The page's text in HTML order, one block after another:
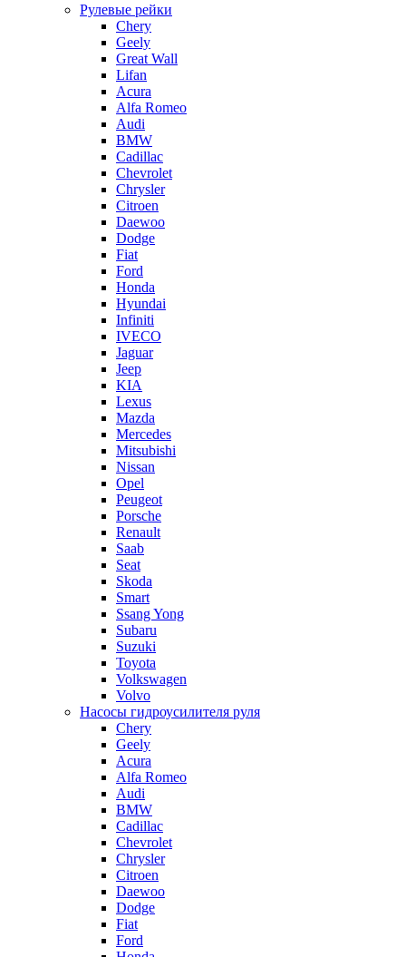
Рулевые рейки
Chery
Geely
Great Wall
Lifan
Acura
Alfa Romeo
Audi
BMW
Cadillac
Chevrolet
Chrysler
Citroen
Daewoo
Dodge
Fiat
Ford
Honda
Hyundai
Infiniti
IVECO
Jaguar
Jeep
KIA
Lexus
Mazda
Mercedes
Mitsubishi
Nissan
Opel
Peugeot
Porsche
Renault
Saab
Seat
Skoda
Smart
Ssang Yong
Subaru
Suzuki
Toyota
Volkswagen
Volvo
Насосы гидроусилителя руля
Chery
Geely
Acura
Alfa Romeo
Audi
BMW
Cadillac
Chevrolet
Chrysler
Citroen
Daewoo
Dodge
Fiat
Ford